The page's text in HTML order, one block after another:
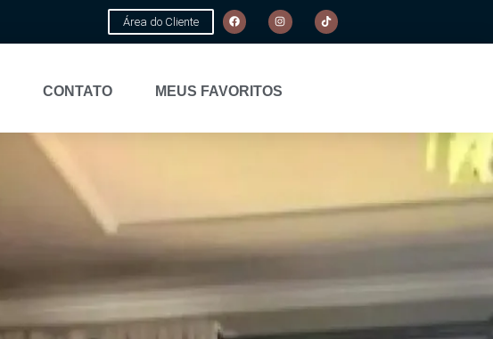
Área do Cliente
CONTATO MEUS FAVORITOS